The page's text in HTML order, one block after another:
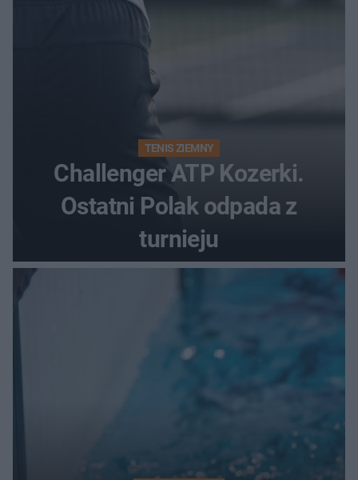
TENIS ZIEMNY
Challenger ATP Kozerki.
Ostatni Polak odpada z
turnieju